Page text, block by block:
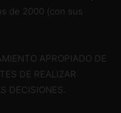
de 2000 (con sus
APROPIADO DE
DE REALIZAR
DECISIONES.